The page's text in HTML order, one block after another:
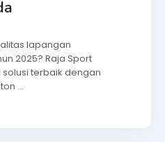
lapangan
2025? Raja Sport
terbaik dengan
…